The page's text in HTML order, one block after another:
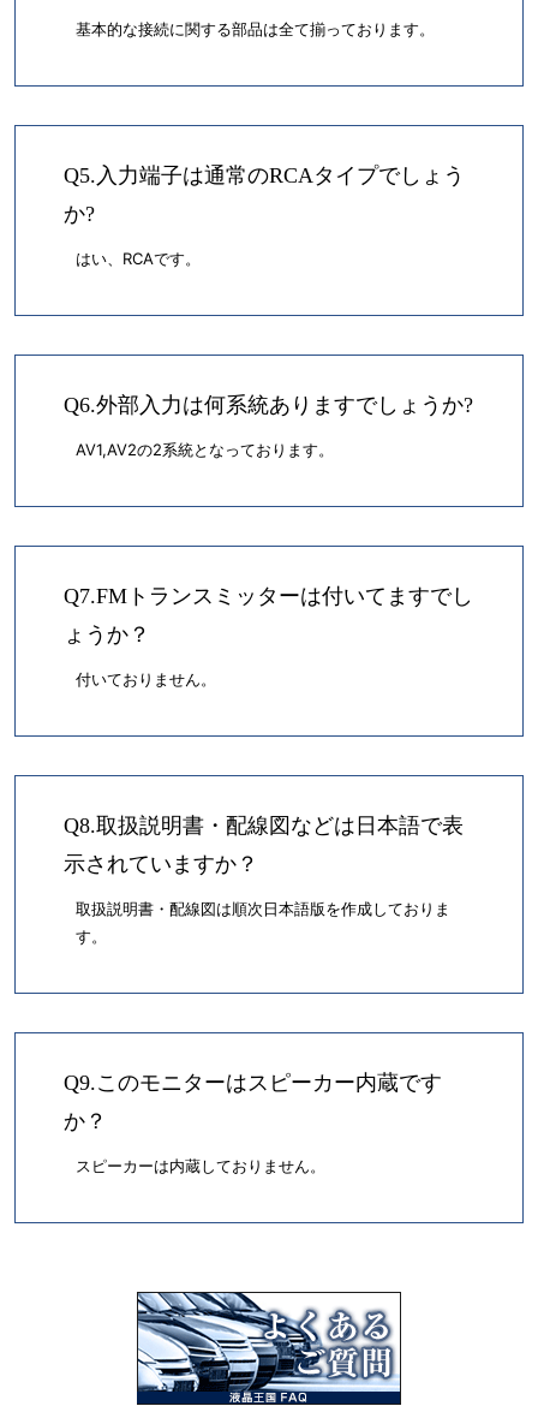
基本的な接続に関する部品は全て揃っております。
Q5.入力端子は通常のRCAタイプでしょう
か?
はい、RCAです。
Q6.外部入力は何系統ありますでしょうか?
AV1,AV2の2系統となっております。
Q7.FMトランスミッターは付いてますでし
ょうか？
付いておりません。
Q8.取扱説明書・配線図などは日本語で表
示されていますか？
取扱説明書・配線図は順次日本語版を作成しておりま
す。
Q9.このモニターはスピーカー内蔵です
か？
スピーカーは内蔵しておりません。